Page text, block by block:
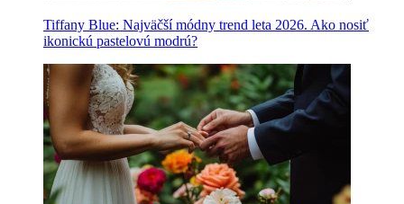
Tiffany Blue: Najväčší módny trend leta 2026. Ako nosiť
ikonickú pastelovú modrú?